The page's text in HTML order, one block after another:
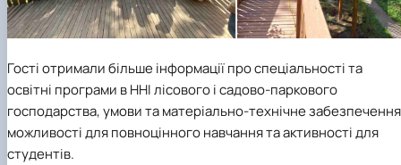
Гості отримали більше інформації про спеціальності та
освітні програми в ННІ лісового і садово-паркового
господарства, умови та матеріально-технічне
можливості для повноцінного навчання та активності для
студентів.